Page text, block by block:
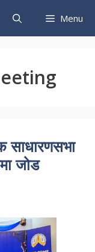
Menu
साधारणसभा
जोड